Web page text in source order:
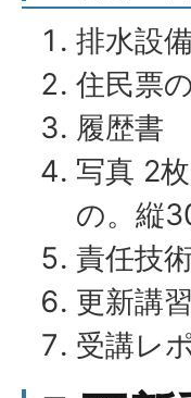
排水設
住民票
履歴書
写真 2
の。縦
責任技
更新講
受講レ